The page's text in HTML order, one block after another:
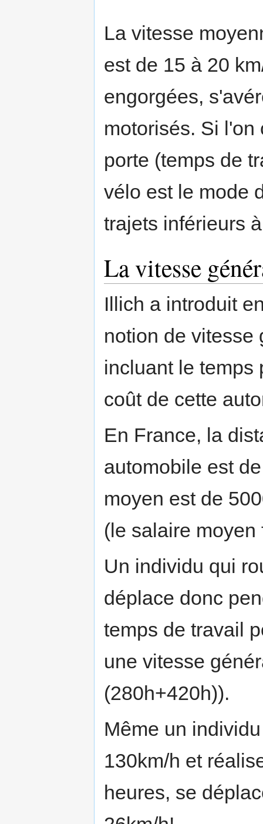
La vitesse
est de 15 à 20
engorgées,
motorisés. Si l'on
porte (temps de
vélo est le mode
trajets inférieurs
La vitesse
Illich a introduit
notion de vitesse
incluant le temps
coût de cette
En France, la
automobile est
moyen est de
(le salaire
Un individu qui
déplace donc
temps de travail
une vitesse
(280h+420h)).
Même un
130km/h et
heures, se